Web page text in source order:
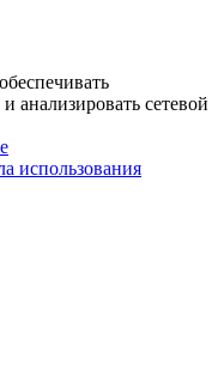
анализировать сетевой
использования